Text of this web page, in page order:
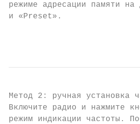
режиме адресации памяти на
и «Preset».
Метод 2: ручная установка
Включите радио и нажмите
режим индикации частоты.